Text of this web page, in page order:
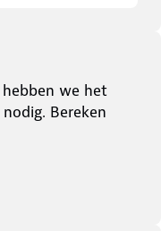
we het
Bereken